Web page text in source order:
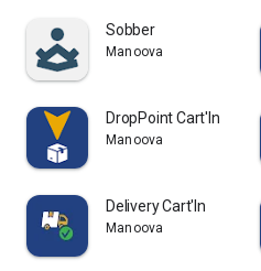
Sobber
Manoova
DropPoint Cart'In
Manoova
Delivery Cart'In
Manoova